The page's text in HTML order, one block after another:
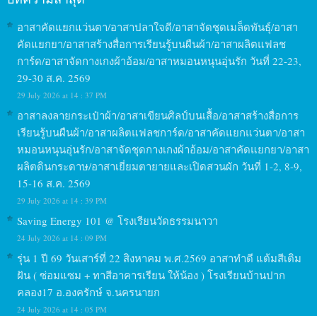
อาสาคัดแยกแว่นตา/อาสาปลาใจดี/อาสาจัดชุดเมล็ดพันธุ์/อาสา
คัดแยกยา/อาสาสร้างสื่อการเรียนรู้บนผืนผ้า/อาสาผลิตแฟลช
การ์ด/อาสาจัดกางเกงผ้าอ้อม/อาสาหมอนหนุนอุ่นรัก วันที่ 22-23,
29-30 ส.ค. 2569
29 July 2026 at 14 : 37 PM
อาสาลงลายกระเป๋าผ้า/อาสาเขียนศิลป์บนเสื้อ/อาสาสร้างสื่อการ
เรียนรู้บนผืนผ้า/อาสาผลิตแฟลชการ์ด/อาสาคัดแยกแว่นตา/อาสา
หมอนหนุนอุ่นรัก/อาสาจัดชุดกางเกงผ้าอ้อม/อาสาคัดแยกยา/อาสา
ผลิตดินกระดาษ/อาสาเยี่ยมตายายและเปิดสวนผัก วันที่ 1-2, 8-9,
15-16 ส.ค. 2569
29 July 2026 at 14 : 39 PM
Saving Energy 101 @ โรงเรียนวัดธรรมนาวา
24 July 2026 at 14 : 09 PM
รุ่น 1 ปี 69 วันเสาร์ที่ 22 สิงหาคม พ.ศ.2569 อาสาทำดี แต้มสีเติม
ฝัน ( ซ่อมแซม + ทาสีอาคารเรียน ให้น้อง ) โรงเรียนบ้านปาก
คลอง17 อ.องครักษ์ จ.นครนายก
24 July 2026 at 14 : 05 PM